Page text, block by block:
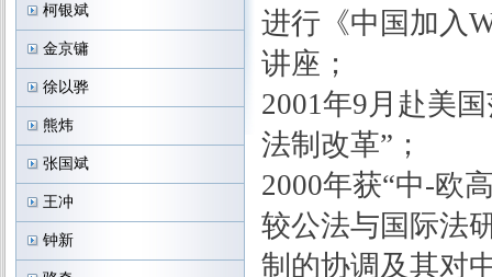
柯银斌
金京镛
徐以骅
熊炜
张国斌
王冲
钟新
进行《中国加入
讲座；
2001年9月赴美
法制改革”；
2000年获“中-欧
较公法与国际
制的协调及其对